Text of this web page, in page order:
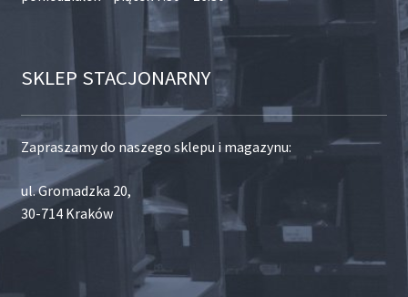
SKLEP STACJONARNY
Zapraszamy do naszego sklepu i magazynu:
ul. Gromadzka 20,
30-714 Kraków